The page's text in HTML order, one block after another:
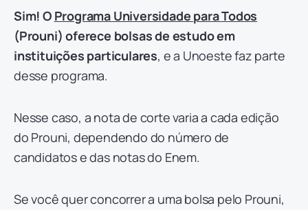
Sim! O Programa Universidade para Todos
(Prouni) oferece bolsas de estudo em
instituições particulares, e a Unoeste faz parte
desse programa.
Nesse caso, a nota de corte varia a cada edição
do Prouni, dependendo do número de
candidatos e das notas do Enem.
Se você quer concorrer a uma bolsa pelo Prouni,